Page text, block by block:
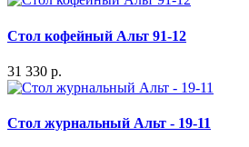
Стол кофейный Альт 91-12
31 330 р.
Стол журнальный Альт - 19-11